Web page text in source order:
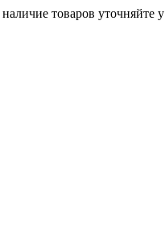
товаров уточняйте у